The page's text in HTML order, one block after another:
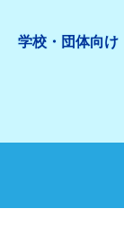
学校・団体向け